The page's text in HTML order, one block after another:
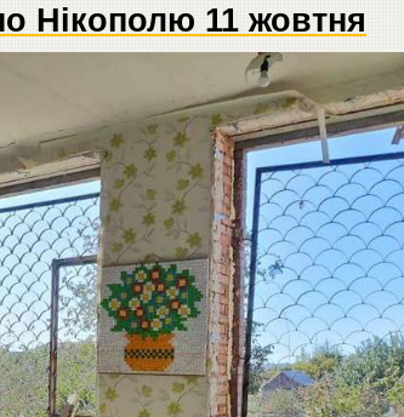
Нікополю 11 жовтня